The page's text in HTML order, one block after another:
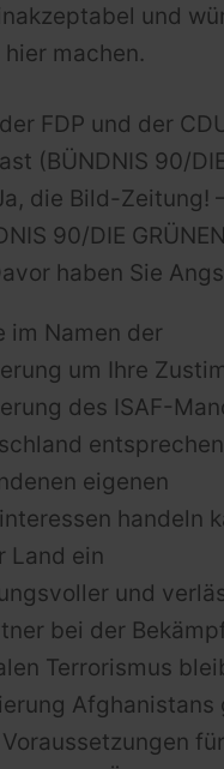
und
machen.
FDP und der
(BÜNDNIS 90/
die Bild-Zeitung!
90/DIE
haben Sie
im Namen der
um Ihre
des ISAF-
eigenen
handeln
Land ein
und
bei der
Terrorismus
Afghanistans